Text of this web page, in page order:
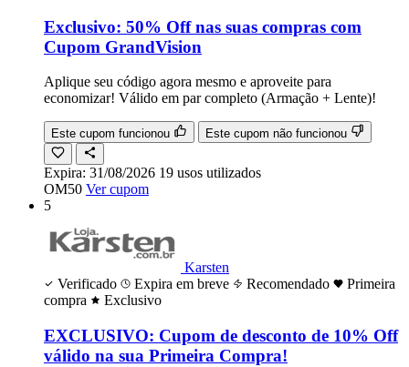
Exclusivo: 50% Off nas suas compras com
Cupom GrandVision
Aplique seu código agora mesmo e aproveite para
economizar! Válido em par completo (Armação + Lente)!
Este cupom funcionou Este cupom não funcionou
Expira: 31/08/2026 19 usos utilizados
OM50 Ver cupom
5
Karsten
Verificado
Expira em breve Recomendado
Primeira
compra
Exclusivo
EXCLUSIVO: Cupom de desconto de 10% Off
válido na sua Primeira Compra!